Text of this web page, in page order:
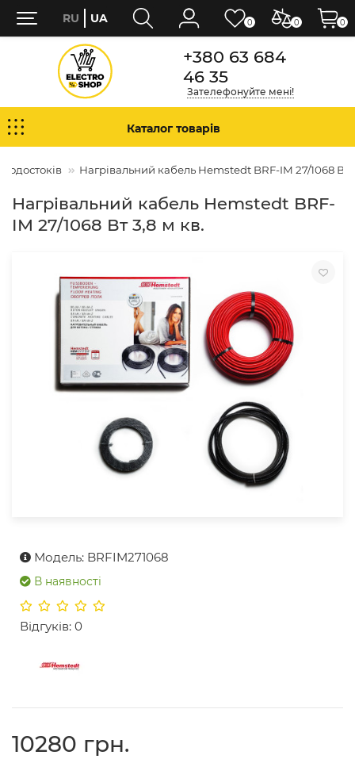
+380 63 684
46 35
Зателефонуйте мені!
Каталог товарів
водостоків Нагрівальний кабель Hemstedt BRF-IM 27/1068 Вт
Нагрівальний кабель Hemstedt BRF-
IM 27/1068 Вт 3,8 м кв.
Модель: BRFIM271068
В наявності
Відгуків: 0
10280 грн.
0 0
RU UA 0